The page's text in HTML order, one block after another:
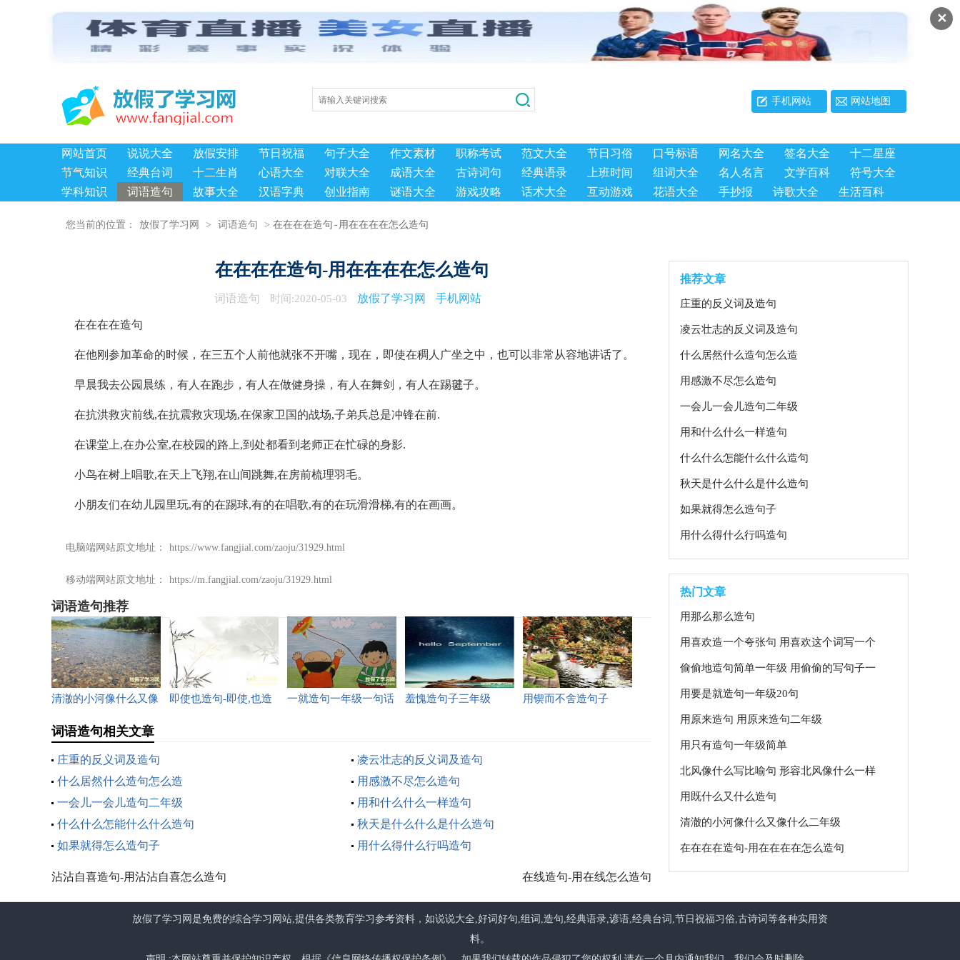
✕
手机网站 网站地图
网站首页 说说大全 放假安排 节日祝福 句子大全 作文素材 职称考试 范文大全 节日习俗 口号标语 网名大全 签名大全
十二星座
节气知识
经典台词 十二生肖 心语大全 对联大全 成语大全 古诗词句 经典语录 上班时间 组词大全 名人名言 文学百科
符号大全
学科知识
词语造句 故事大全 汉语字典 创业指南 谜语大全 游戏攻略 话术大全 互动游戏 花语大全 手抄报 诗歌大全 生活百科
您当前的位置： 放假了学习网 > 词语造句 > 在在在在造句-用在在在在怎么造句
在在在在造句-用在在在在怎么造句
词语造句 时间:2020-05-03 放假了学习网 手机网站
在在在在造句
在他刚参加革命的时候，在三五个人前他就张不开嘴，现在，即使在稠人广坐之中，也可以非常从容地讲话了。
早晨我去公园晨练，有人在跑步，有人在做健身操，有人在舞剑，有人在踢毽子。
在抗洪救灾前线,在抗震救灾现场,在保家卫国的战场,子弟兵总是冲锋在前.
在课堂上,在办公室,在校园的路上,到处都看到老师正在忙碌的身影.
小鸟在树上唱歌,在天上飞翔,在山间跳舞,在房前梳理羽毛。
小朋友们在幼儿园里玩,有的在踢球,有的在唱歌,有的在玩滑滑梯,有的在画画。
电脑端网站原文地址： https://www.fangjial.com/zaoju/31929.html
移动端网站原文地址： https://m.fangjial.com/zaoju/31929.html
词语造句推荐
清澈的小河像什么又像
即使也造句-即使,也造
一就造句一年级一句话
羞愧造句子三年级 用锲而不舍造句子
词语造句相关文章
庄重的反义词及造句
凌云壮志的反义词及造句
什么居然什么造句怎么造
用感激不尽怎么造句
一会儿一会儿造句二年级
用和什么什么一样造句
什么什么怎能什么什么造句
秋天是什么什么是什么造句
如果就得怎么造句子
用什么得什么行吗造句
沾沾自喜造句-用沾沾自喜怎么造句 在线造句-用在线怎么造句
推荐文章
庄重的反义词及造句
凌云壮志的反义词及造句
什么居然什么造句怎么造
用感激不尽怎么造句
一会儿一会儿造句二年级
用和什么什么一样造句
什么什么怎能什么什么造句
秋天是什么什么是什么造句
如果就得怎么造句子
用什么得什么行吗造句
热门文章
用那么那么造句
用喜欢造一个夸张句 用喜欢这个词写一个
偷偷地造句简单一年级 用偷偷的写句子一
用要是就造句一年级20句
用原来造句 用原来造句二年级
用只有造句一年级简单
北风像什么写比喻句 形容北风像什么一样
用既什么又什么造句
清澈的小河像什么又像什么二年级
在在在在造句-用在在在在怎么造句
放假了学习网是免费的综合学习网站,提供各类教育学习参考资料，如说说大全,好词好句,组词,造句,经典语录,谚语,经典台词,节日祝福习俗,古诗词等各种实用资
料。